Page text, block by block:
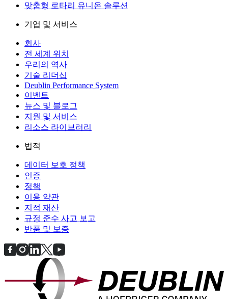
맞춤형 로타리 유니온 솔루션
기업 및 서비스
회사
전 세계 위치
우리의 역사
기술 리더십
Deublin Performance System
이벤트
뉴스 및 블로그
지원 및 서비스
리소스 라이브러리
법적
데이터 보호 정책
인증
정책
이용 약관
지적 재산
규정 준수 사고 보고
반품 및 보증